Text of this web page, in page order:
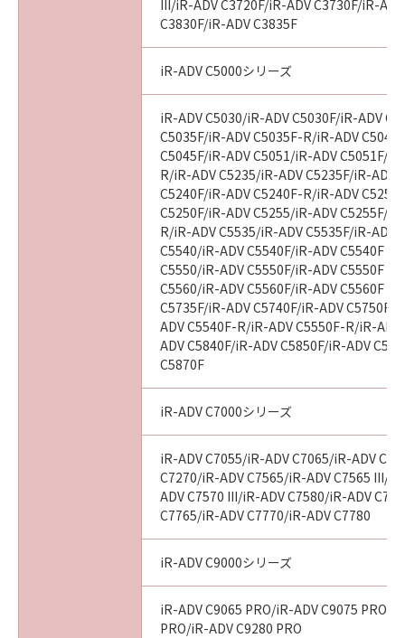
III/iR-ADV C3720F/iR-ADV C3730F/iR-
C3830F/iR-ADV C3835F
iR-ADV C5000シリーズ
iR-ADV C5030/iR-ADV C5030F/iR-ADV
C5035F/iR-ADV C5035F-R/iR-ADV
C5045F/iR-ADV C5051/iR-ADV C5051F/
R/iR-ADV C5235/iR-ADV C5235F/iR-ADV
C5240F/iR-ADV C5240F-R/iR-ADV
C5250F/iR-ADV C5255/iR-ADV C5255F/
R/iR-ADV C5535/iR-ADV C5535F/iR-ADV
C5540/iR-ADV C5540F/iR-ADV C5540F
C5550/iR-ADV C5550F/iR-ADV C5550F
C5560/iR-ADV C5560F/iR-ADV C5560F
C5735F/iR-ADV C5740F/iR-ADV C5750F/
ADV C5540F-R/iR-ADV C5550F-R/iR-
ADV C5840F/iR-ADV C5850F/iR-ADV
C5870F
iR-ADV C7000シリーズ
iR-ADV C7055/iR-ADV C7065/iR-ADV
C7270/iR-ADV C7565/iR-ADV C7565 III/
ADV C7570 III/iR-ADV C7580/iR-ADV
C7765/iR-ADV C7770/iR-ADV C7780
iR-ADV C9000シリーズ
iR-ADV C9065 PRO/iR-ADV C9075 PRO/
PRO/iR-ADV C9280 PRO